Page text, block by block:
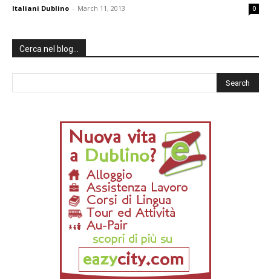
Italiani Dublino - March 11, 2013 0
Cerca nel blog…